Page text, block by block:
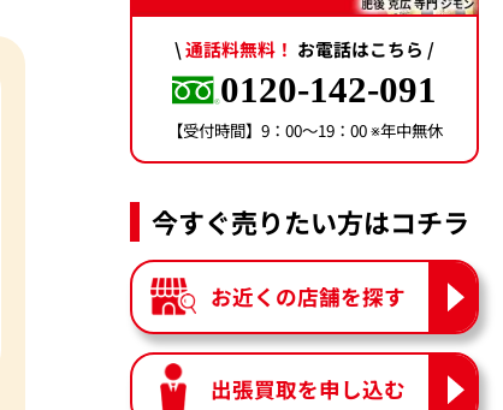
\通話料無料！ お電話はこちら /
0120-142-091
【受付時間】9：00〜19：00 ※年中無休
今すぐ売りたい方はコチラ
お近くの店舗を探す
出張買取を申し込む